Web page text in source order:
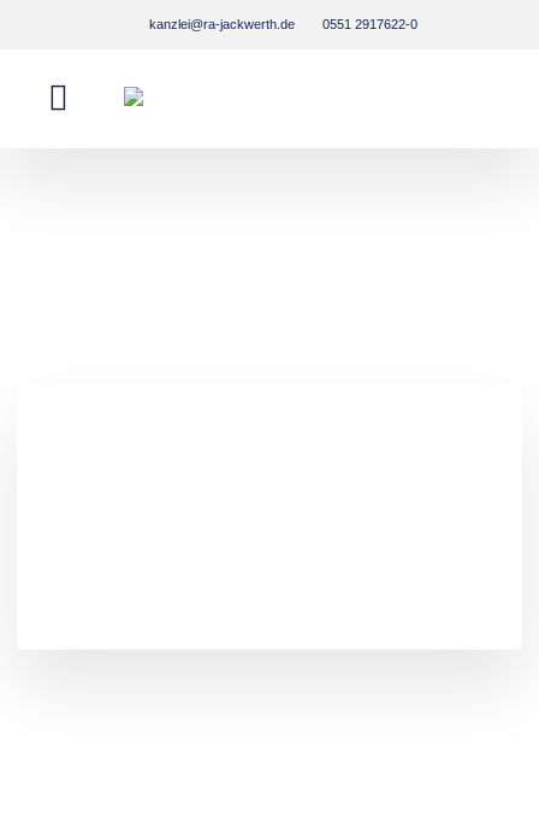
kanzlei@ra-jackwerth.de 0551 2917622-0